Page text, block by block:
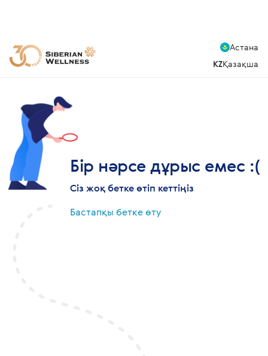
Астана
KZҚазақша
Бір нәрсе дұрыс емес :(
Сіз жоқ бетке өтіп кеттіңіз
Бастапқы бетке өту